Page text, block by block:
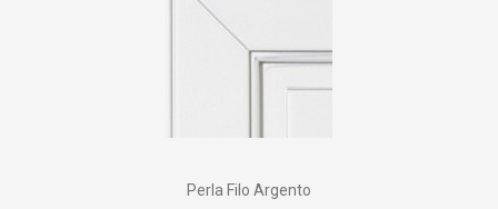
Perla Filo Argento